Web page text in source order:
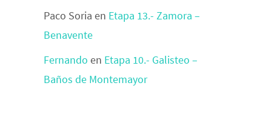
Paco Soria en Etapa 13.- Zamora –
Benavente
Fernando en Etapa 10.- Galisteo –
Baños de Montemayor